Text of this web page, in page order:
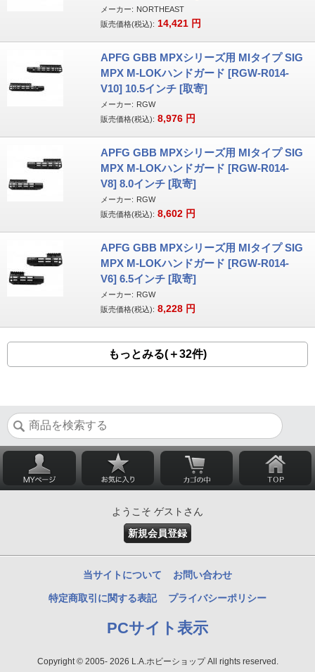
メーカー: NORTHEAST
販売価格(税込): 14,421 円
APFG GBB MPXシリーズ用 MIタイプ SIG
MPX M-LOKハンドガード [RGW-R014-
V10] 10.5インチ [取寄]
メーカー: RGW
販売価格(税込): 8,976 円
APFG GBB MPXシリーズ用 MIタイプ SIG
MPX M-LOKハンドガード [RGW-R014-
V8] 8.0インチ [取寄]
メーカー: RGW
販売価格(税込): 8,602 円
APFG GBB MPXシリーズ用 MIタイプ SIG
MPX M-LOKハンドガード [RGW-R014-
V6] 6.5インチ [取寄]
メーカー: RGW
販売価格(税込): 8,228 円
もっとみる(＋32件)
ようこそ ゲストさん
新規会員登録
当サイトについて お問い合わせ
特定商取引に関する表記 プライバシーポリシー
PCサイト表示
Copyright © 2005- 2026 L.A.ホビーショップ All rights reserved.